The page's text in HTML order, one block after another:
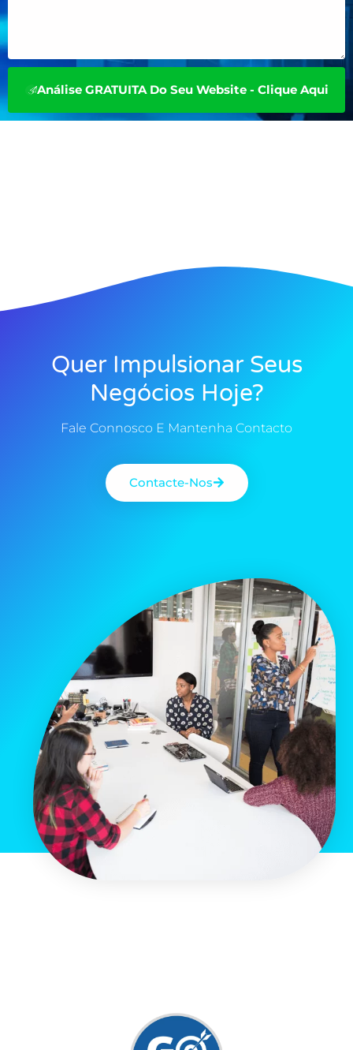
Análise GRATUITA Do Seu Website - Clique Aqui
Quer Impulsionar Seus
Negócios Hoje?
Fale Connosco E Mantenha Contacto
Contacte-Nos